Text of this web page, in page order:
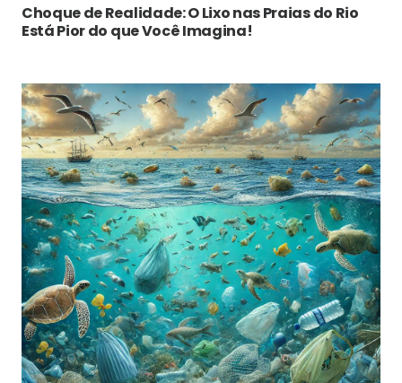
Choque de Realidade: O Lixo nas Praias do Rio
Está Pior do que Você Imagina!